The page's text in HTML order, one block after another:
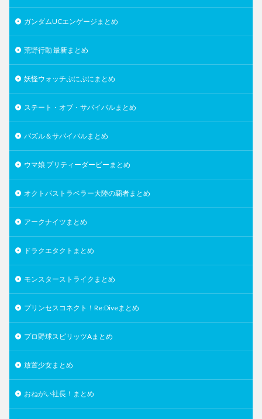
ガンダムUCエンゲージまとめ
荒野行動 最新まとめ
妖怪ウォッチぷにぷにまとめ
ステート・オブ・サバイバルまとめ
パズル＆サバイバルまとめ
ウマ娘 プリティーダービーまとめ
オクトパストラベラー大陸の覇者まとめ
アークナイツまとめ
ドラクエタクトまとめ
モンスターストライクまとめ
プリンセスコネクト！Re:Diveまとめ
プロ野球スピリッツAまとめ
放置少女まとめ
おねがい社長！まとめ